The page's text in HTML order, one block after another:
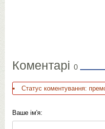
Коментарі 0
Статус коментування:
Ваше ім'я: